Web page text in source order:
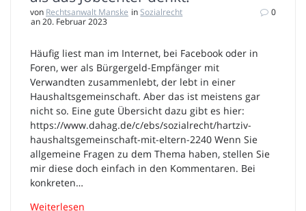
von Rechtsanwalt Manske inSozialrecht
an 20. Februar 2023
0
Häufig liest man im Internet, bei Facebook oder in
Foren, wer als Bürgergeld-Empfänger mit
Verwandten zusammenlebt, der lebt in einer
Haushaltsgemeinschaft. Aber das ist meistens gar
nicht so. Eine gute Übersicht dazu gibt es hier:
https://www.dahag.de/c/ebs/sozialrecht/hartziv-
haushaltsgemeinschaft-mit-eltern-2240 Wenn Sie
allgemeine Fragen zu dem Thema haben, stellen Sie
mir diese doch einfach in den Kommentaren. Bei
konkreten…
Weiterlesen